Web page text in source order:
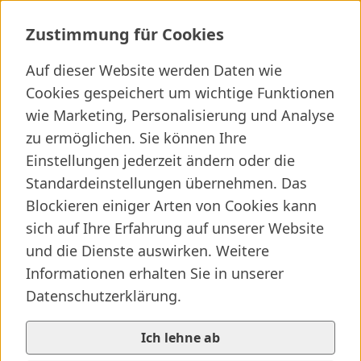
Zustimmung für Cookies
Auf dieser Website werden Daten wie
Cookies gespeichert um wichtige Funktionen
wie Marketing, Personalisierung und Analyse
zu ermöglichen. Sie können Ihre
Einstellungen jederzeit ändern oder die
Standardeinstellungen übernehmen. Das
Blockieren einiger Arten von Cookies kann
sich auf Ihre Erfahrung auf unserer Website
und die Dienste auswirken. Weitere
Informationen erhalten Sie in unserer
Datenschutzerklärung.
Ich lehne ab
Ich suche ...
Wichtige Links
Kliniken finden